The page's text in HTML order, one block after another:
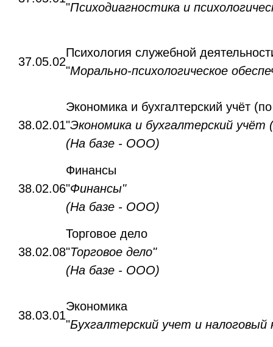
"Психодиагностика и
37.05.02
Психология служебной
"Морально-психологическое
38.02.01
Экономика и бухгалтерский учёт
"Экономика и бухгалтерский учёт
(На базе - ООО)
38.02.06
Финансы
"Финансы"
(На базе - ООО)
38.02.08
Торговое дело
"Торговое дело"
(На базе - ООО)
38.03.01
Экономика
"Бухгалтерский учет и налоговый